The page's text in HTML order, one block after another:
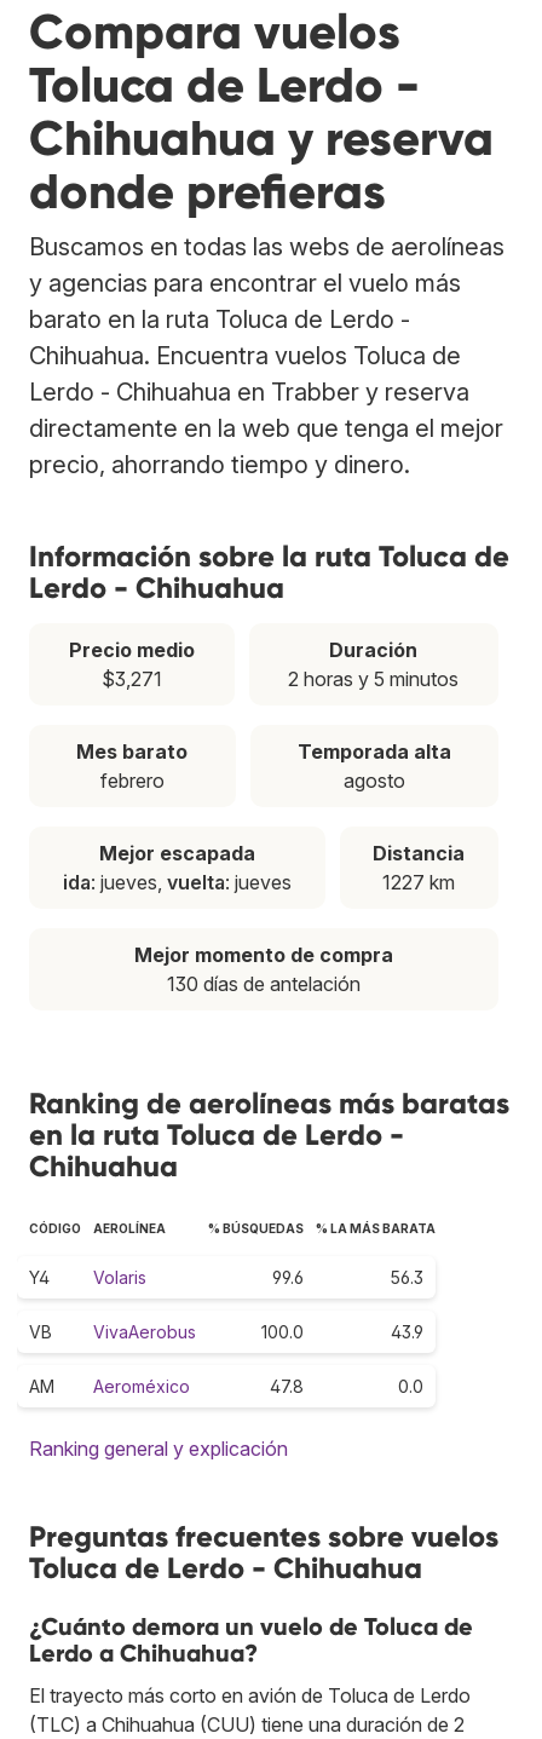
Compara vuelos
Toluca de Lerdo -
Chihuahua y reserva
donde prefieras
Buscamos en todas las webs de aerolíneas
y agencias para encontrar el vuelo más
barato en la ruta Toluca de Lerdo -
Chihuahua. Encuentra vuelos Toluca de
Lerdo - Chihuahua en Trabber y reserva
directamente en la web que tenga el mejor
precio, ahorrando tiempo y dinero.
Información sobre la ruta Toluca de
Lerdo - Chihuahua
Precio medio
$3,271
Duración
2 horas y 5 minutos
Mes barato
febrero
Temporada alta
agosto
Mejor escapada
ida: jueves, vuelta: jueves
Distancia
1227 km
Mejor momento de compra
130 días de antelación
Ranking de aerolíneas más baratas
en la ruta Toluca de Lerdo -
Chihuahua
CÓDIGO AEROLÍNEA % BÚSQUEDAS % LA MÁS BARATA
Y4 Volaris 99.6 56.3
VB VivaAerobus 100.0 43.9
AM Aeroméxico 47.8 0.0
Ranking general y explicación
Preguntas frecuentes sobre vuelos
Toluca de Lerdo - Chihuahua
¿Cuánto demora un vuelo de Toluca de
Lerdo a Chihuahua?
El trayecto más corto en avión de Toluca de Lerdo
(TLC) a Chihuahua (CUU) tiene una duración de 2